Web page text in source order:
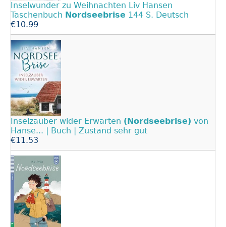
Inselwunder zu Weihnachten Liv Hansen
Taschenbuch Nordseebrise 144 S. Deutsch
€10.99
Inselzauber wider Erwarten (Nordseebrise) von
Hanse... | Buch | Zustand sehr gut
€11.53